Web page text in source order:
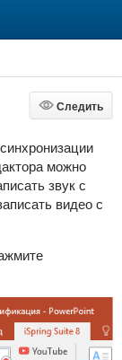
Следить
Следить
можно
звук с
видео с